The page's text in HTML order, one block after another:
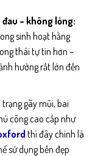
– không lỏng:
sinh hoạt hằng
thái tự tin hơn –
hưởng rất lớn đến
gãy mũi, bai
công cao cấp như
thìđây chính là
sử dụng bền đẹp